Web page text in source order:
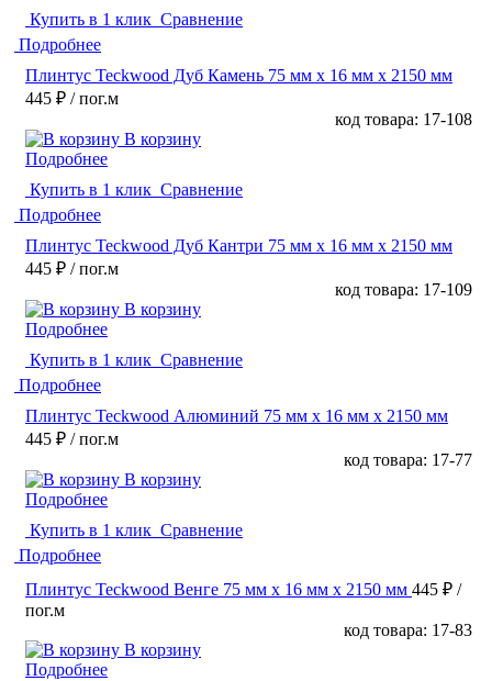
Купить в 1 клик Сравнение
Подробнее
Плинтус Teckwood Дуб Камень 75 мм х 16 мм х 2150 мм
445 ₽ / пог.м
код товара: 17-108
В корзину
Подробнее
Купить в 1 клик Сравнение
Подробнее
Плинтус Teckwood Дуб Кантри 75 мм х 16 мм х 2150 мм
445 ₽ / пог.м
код товара: 17-109
В корзину
Подробнее
Купить в 1 клик Сравнение
Подробнее
Плинтус Teckwood Алюминий 75 мм х 16 мм х 2150 мм
445 ₽ / пог.м
код товара: 17-77
В корзину
Подробнее
Купить в 1 клик Сравнение
Подробнее
Плинтус Teckwood Венге 75 мм х 16 мм х 2150 мм 445 ₽ /
пог.м
код товара: 17-83
В корзину
Подробнее